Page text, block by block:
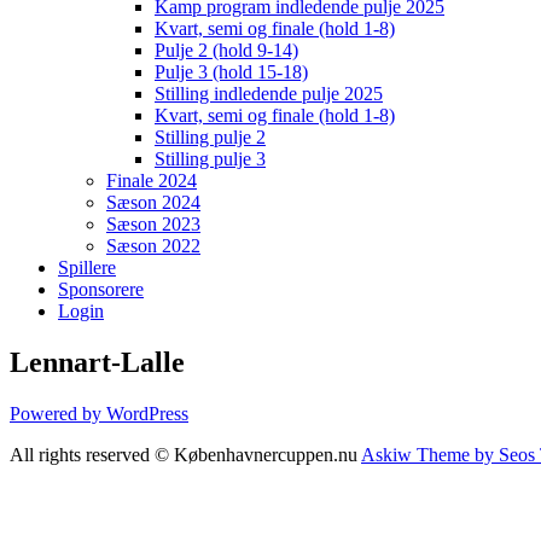
Kamp program indledende pulje 2025
Kvart, semi og finale (hold 1-8)
Pulje 2 (hold 9-14)
Pulje 3 (hold 15-18)
Stilling indledende pulje 2025
Kvart, semi og finale (hold 1-8)
Stilling pulje 2
Stilling pulje 3
Finale 2024
Sæson 2024
Sæson 2023
Sæson 2022
Spillere
Sponsorere
Login
Lennart-Lalle
Powered by WordPress
All rights reserved © Københavnercuppen.nu Askiw Theme by Seos